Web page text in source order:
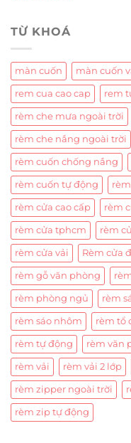
TỪ KHOÁ
màn cuốn màn cuốn
rem cua cao cap rem
rèm che mưa ngoài trời
rèm che nắng ngoài trời
rèm cuốn chống nắng
rèm cuốn tự động
rèm cửa cao cấp rèm
rèm cửa tphcm rèm
rèm cửa vải Rèm cửa
rèm gỗ văn phòng
rèm phòng ngủ rèm
rèm sáo nhôm rèm tổ
rèm tự động rèm văn
rèm vải rèm vải 2 lớp
rèm zipper ngoài trời
rèm zip tự động